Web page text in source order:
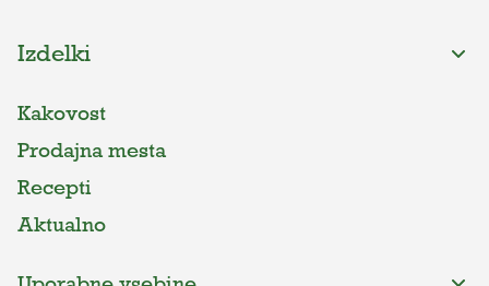
Izdelki
Kakovost
Prodajna mesta
Recepti
Aktualno